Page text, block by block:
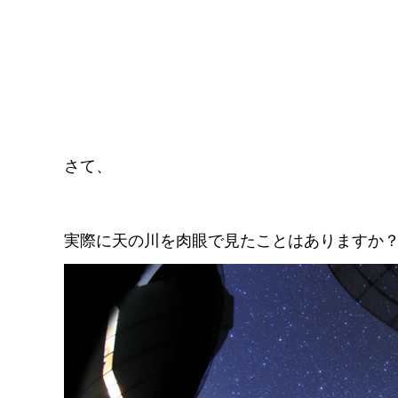
さて、
実際に天の川を肉眼で見たことはありますか